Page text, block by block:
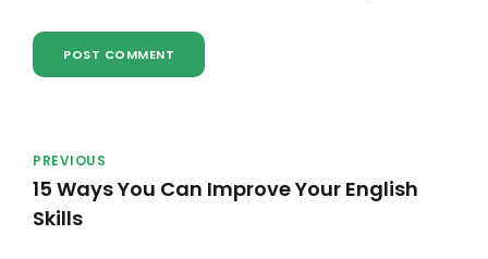
POST COMMENT
PREVIOUS
15 Ways You Can Improve Your English
Skills